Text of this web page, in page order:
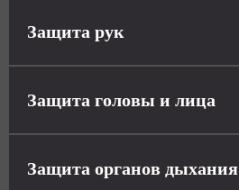
Защита рук
Защита головы и лица
Защита органов дыхания